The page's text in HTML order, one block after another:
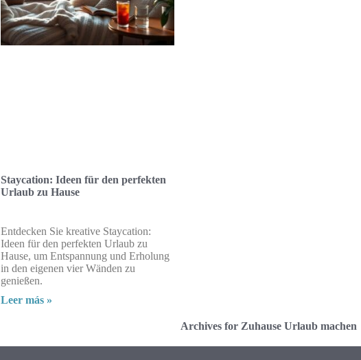
Staycation: Ideen für den perfekten
Urlaub zu Hause
Entdecken Sie kreative Staycation:
Ideen für den perfekten Urlaub zu
Hause, um Entspannung und Erholung
in den eigenen vier Wänden zu
genießen.
Leer más »
Archives for Zuhause Urlaub machen